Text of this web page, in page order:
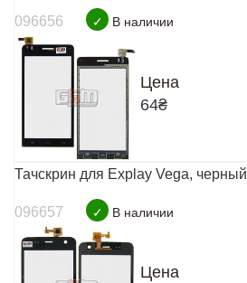
096656 ✓ В наличии
Цена
64₴
Тачскрин для Explay Vega, черный
096657 ✓ В наличии
Цена